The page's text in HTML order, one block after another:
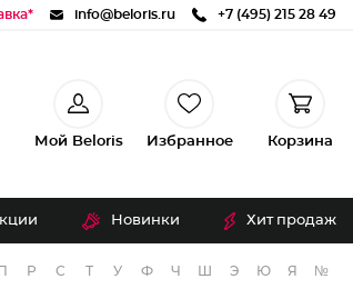
info@beloris.ru +7 (495) 215 28 49
Мой Beloris Избранное Корзина
Новинки Хит продаж
П Р С Т У Ф Ч Э Ю Я №